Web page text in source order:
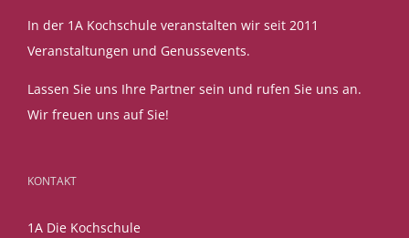
In der 1A Kochschule veranstalten wir seit 2011
Veranstaltungen und Genussevents.
Lassen Sie uns Ihre Partner sein und rufen Sie uns an.
Wir freuen uns auf Sie!
KONTAKT
1A Die Kochschule